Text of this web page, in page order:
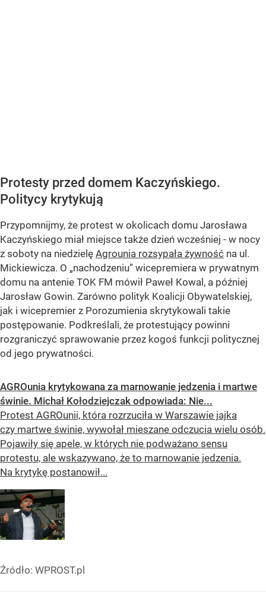
Protesty przed domem Kaczyńskiego.
Politycy krytykują
Przypomnijmy, że protest w okolicach domu Jarosława
Kaczyńskiego miał miejsce także dzień wcześniej - w nocy
z soboty na niedzielę Agrounia rozsypała żywność na ul.
Mickiewicza. O „nachodzeniu” wicepremiera w prywatnym
domu na antenie TOK FM mówił Paweł Kowal, a później
Jarosław Gowin. Zarówno polityk Koalicji Obywatelskiej,
jak i wicepremier z Porozumienia skrytykowali takie
postępowanie. Podkreślali, że protestujący powinni
rozgraniczyć sprawowanie przez kogoś funkcji politycznej
od jego prywatności.
AGROunia krytykowana za marnowanie jedzenia i martwe
świnie. Michał Kołodziejczak odpowiada: Nie...
Protest AGROunii, która rozrzuciła w Warszawie jajka
czy martwe świnie, wywołał mieszane odczucia wielu osób.
Pojawiły się apele, w których nie podważano sensu
protestu, ale wskazywano, że to marnowanie jedzenia.
Na krytykę postanowił...
Źródło: WPROST.pl